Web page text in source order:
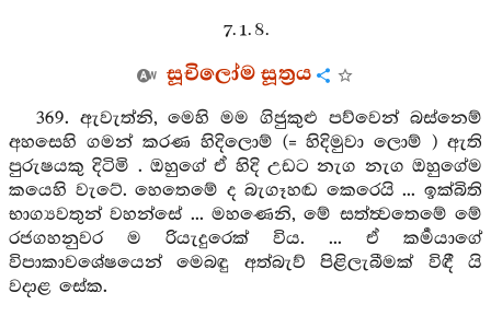
7. 1. 8.
සූචිලෝම සූත්‍රය
369. ඇවැත්නි, මෙහි මම ගිජුකුළු පව්වෙන් බස්නෙම්
අහසෙහි ගමන් කරණ හිදිලොම් (= හිදිමුවා ලොම් ) ඇති
පුරුෂයකු දිටිමි . ඔහුගේ ඒ හිදි උඩට නැග නැග ඔහුගේම
කයෙහි වැටේ. හෙතෙමේ ද බැගෑහඬ කෙරෙයි ... ඉක්බිති
භාග්‍යවතුන් වහන්සේ ... මහණෙනි, මේ සත්ත්‍වතෙමේ මේ
රජගහනුවර ම රියැදුරෙක් විය. ... ඒ කර්‍මයාගේ
විපාකාවශේෂයෙන් මෙබඳු අත්බැව් පිළිලැබීමක් විඳී යි
වදාළ සේක.